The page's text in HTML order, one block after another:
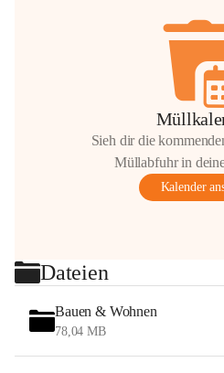
Sieh dir die
Müllabfuhr in
Kalender
Dateien
Bauen & Wohnen
78,04 MB